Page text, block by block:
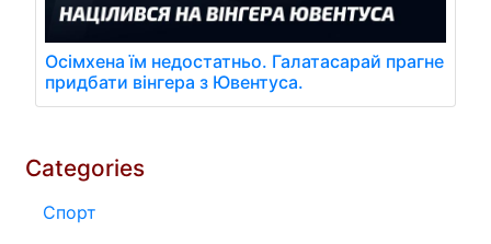
Осімхена їм недостатньо. Галатасарай прагне
придбати вінгера з Ювентуса.
Categories
Спорт